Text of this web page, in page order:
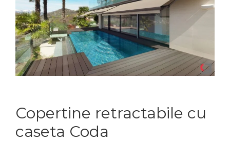
Copertine retractabile cu
caseta Coda